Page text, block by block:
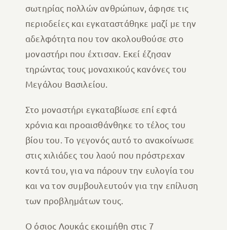
σωτηρίας πολλών ανθρώπων, άφησε τις
περιοδείες και εγκαταστάθηκε μαζί με την
αδελφότητα που τον ακολουθούσε στο
μοναστήρι που έχτισαν. Εκεί έζησαν
τηρώντας τους μοναχικούς κανόνες του
Μεγάλου Βασιλείου.
Στο μοναστήρι εγκαταβίωσε επί εφτά
χρόνια και προαισθάνθηκε το τέλος του
βίου του. Το γεγονός αυτό το ανακοίνωσε
στις χιλιάδες του λαού που πρόστρεχαν
κοντά του, για να πάρουν την ευλογία του
και να τον συμβουλευτούν για την επίλυση
των προβλημάτων τους.
Ο όσιος Λουκάς εκοιμήθη στις 7